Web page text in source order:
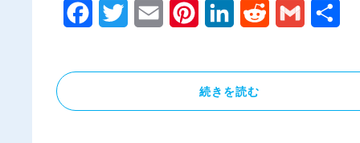
FacebookTwitter Email PinterestLinkedIn Reddit Gmail
続きを読む